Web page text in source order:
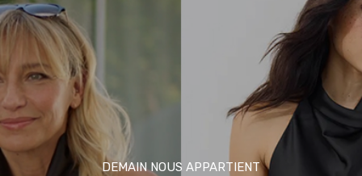
DEMAIN NOUS APPARTIENT